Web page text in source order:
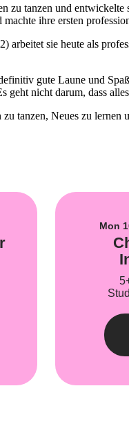
zu tanzen und
ihre ersten
arbeitet sie heute als
gute Laune und
geht nicht darum, dass
tanzen, Neues zu
Mon